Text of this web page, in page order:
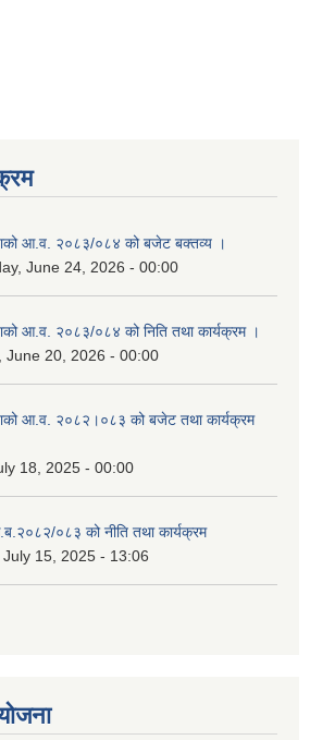
आ.व. २०८३/०८४ को बजेट बक्तव्य ।
June 24, 2026 - 00:00
आ.व. २०८३/०८४ को निति तथा कार्यक्रम ।
June 20, 2026 - 00:00
आ.व. २०८२।०८३ को बजेट तथा कार्यक्रम
18, 2025 - 00:00
०८३ को नीति तथा कार्यक्रम
July 15, 2025 - 13:06